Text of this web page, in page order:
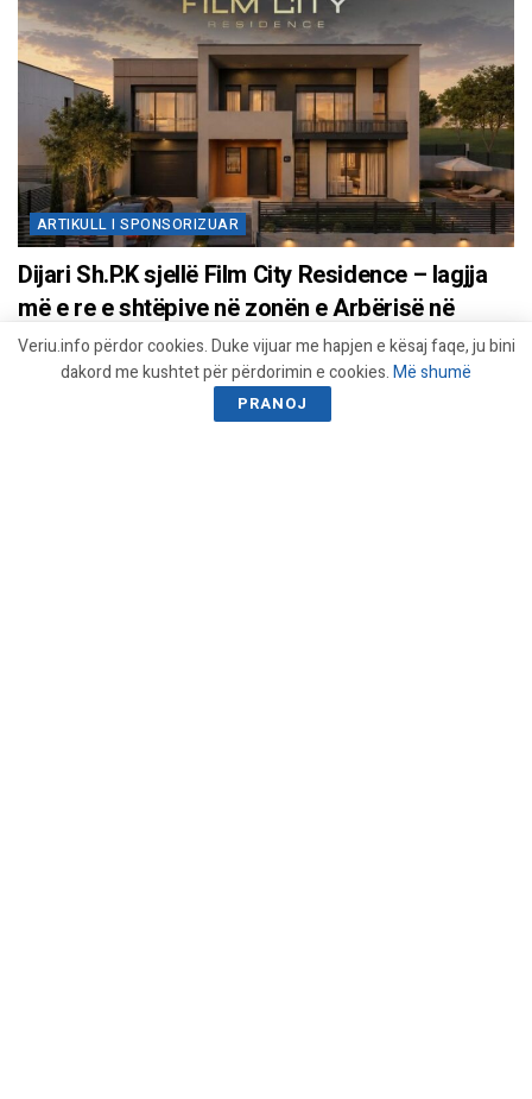
ARTIKULL I SPONSORIZUAR
Dijari Sh.P.K sjellë Film City Residence – lagjja
më e re e shtëpive në zonën e Arbërisë në
Prishtinë
27/06/2026 - 16:40
Veriu.info përdor cookies. Duke vijuar me hapjen e kësaj faqe, ju bini
dakord me kushtet për përdorimin e cookies.Më shumë
PRANOJ